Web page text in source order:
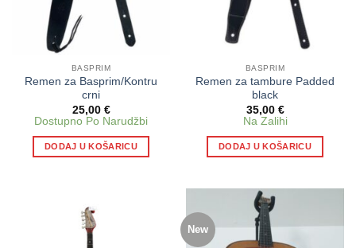
BASPRIM
Remen za Basprim/Kontru
crni
25,00 €
Dostupno Po Narudžbi
DODAJ U KOŠARICU
BASPRIM
Remen za tambure Padded
black
35,00 €
Na Zalihi
DODAJ U KOŠARICU
New